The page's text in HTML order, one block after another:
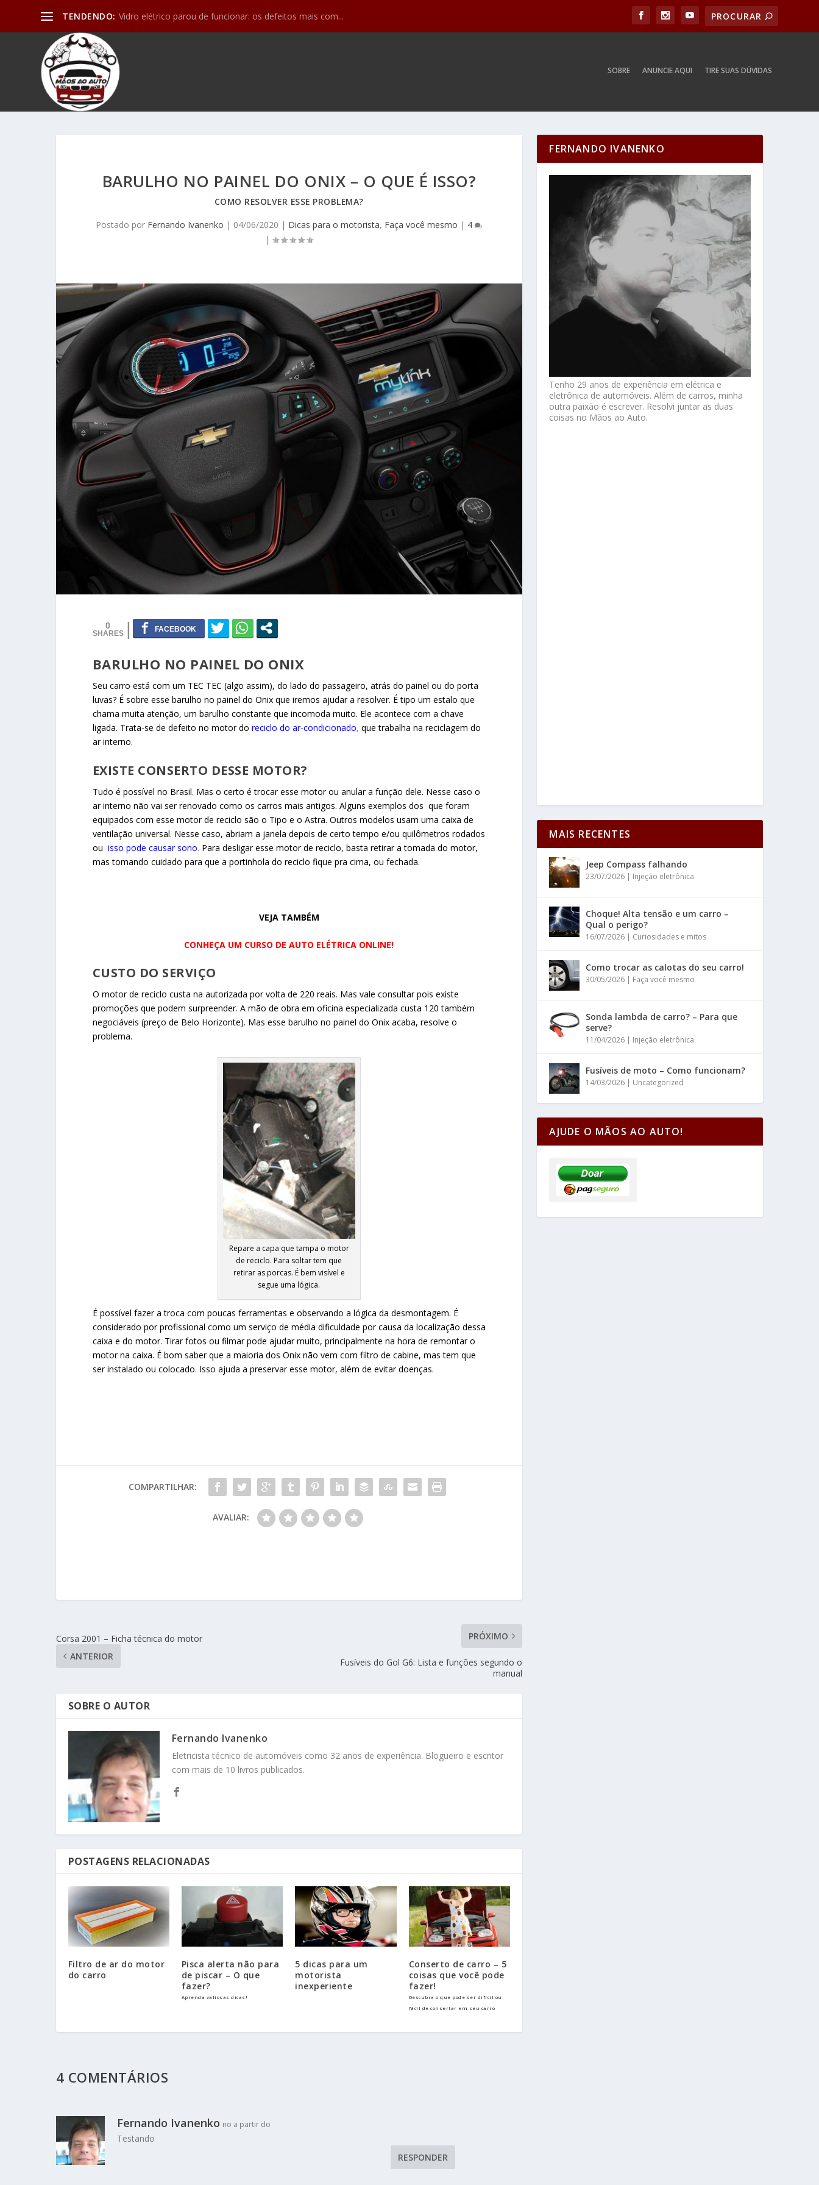
TENDENDO: Vidro elétrico parou de funcionar: os defeitos mais com...
SOBRE ANUNCIE AQUI TIRE SUAS DÚVIDAS
BARULHO NO PAINEL DO ONIX – O QUE É ISSO?
COMO RESOLVER ESSE PROBLEMA?
Postado por Fernando Ivanenko | 04/06/2020 | Dicas para o motorista, Faça você mesmo | 4
|
0
BARULHO NO PAINEL DO ONIX
Seu carro está com um TEC TEC (algo assim), do lado do passageiro, atrás do painel ou do porta
luvas? É sobre esse barulho no painel do Onix que iremos ajudar a resolver. É tipo um estalo que
chama muita atenção, um barulho constante que incomoda muito. Ele acontece com a chave
ligada. Trata-se de defeito no motor do reciclo do ar-condicionado, que trabalha na reciclagem do
ar interno.
EXISTE CONSERTO DESSE MOTOR?
Tudo é possível no Brasil. Mas o certo é trocar esse motor ou anular a função dele. Nesse caso o
ar interno não vai ser renovado como os carros mais antigos. Alguns exemplos dos que foram
equipados com esse motor de reciclo são o Tipo e o Astra. Outros modelos usam uma caixa de
ventilação universal. Nesse caso, abriam a janela depois de certo tempo e/ou quilômetros rodados
ou isso pode causar sono. Para desligar esse motor de reciclo, basta retirar a tomada do motor,
mas tomando cuidado para que a portinhola do reciclo fique pra cima, ou fechada.
VEJA TAMBÉM
CONHEÇA UM CURSO DE AUTO ELÉTRICA ONLINE!
CUSTO DO SERVIÇO
O motor de reciclo custa na autorizada por volta de 220 reais. Mas vale consultar pois existe
promoções que podem surpreender. A mão de obra em oficina especializada custa 120 também
negociáveis (preço de Belo Horizonte). Mas esse barulho no painel do Onix acaba, resolve o
problema.
Repare a capa que tampa o motor
de reciclo. Para soltar tem que
retirar as porcas. É bem visível e
segue uma lógica.
É possível fazer a troca com poucas ferramentas e observando a lógica da desmontagem. É
considerado por profissional como um serviço de média dificuldade por causa da localização dessa
caixa e do motor. Tirar fotos ou filmar pode ajudar muito, principalmente na hora de remontar o
motor na caixa. É bom saber que a maioria dos Onix não vem com filtro de cabine, mas tem que
ser instalado ou colocado. Isso ajuda a preservar esse motor, além de evitar doenças.
COMPARTILHAR:
AVALIAR:
Corsa 2001 – Ficha técnica do motor
ANTERIOR
PRÓXIMO
Fusíveis do Gol G6: Lista e funções segundo o
manual
SOBRE O AUTOR
Fernando Ivanenko
Eletricista técnico de automóveis como 32 anos de experiência. Blogueiro e escritor
com mais de 10 livros publicados.
POSTAGENS RELACIONADAS
Filtro de ar do motor
do carro
Pisca alerta não para
de piscar – O que
fazer?
Aprenda valiosas dicas!
5 dicas para um
motorista
inexperiente
Conserto de carro – 5
coisas que você pode
fazer!
Descubra o que pode ser difícil ou
fácil de consertar em seu carro
4 COMENTÁRIOS
Fernando Ivanenko no a partir do
Testando
RESPONDER
FERNANDO IVANENKO
Tenho 29 anos de experiência em elétrica e
eletrônica de automóveis. Além de carros, minha
outra paixão é escrever. Resolvi juntar as duas
coisas no Mãos ao Auto.
MAIS RECENTES
Jeep Compass falhando
23/07/2026 | Injeção eletrônica
Choque! Alta tensão e um carro –
Qual o perigo?
16/07/2026 | Curiosidades e mitos
Como trocar as calotas do seu carro!
30/05/2026 | Faça você mesmo
Sonda lambda de carro? – Para que
serve?
11/04/2026 | Injeção eletrônica
Fusíveis de moto – Como funcionam?
14/03/2026 | Uncategorized
AJUDE O MÃOS AO AUTO!